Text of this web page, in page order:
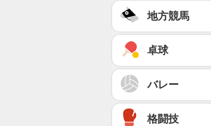
地方競馬
卓球
バレー
格闘技